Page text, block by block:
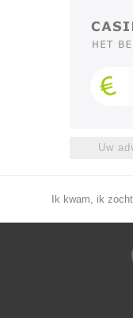
Uw
Ik kwam, ik